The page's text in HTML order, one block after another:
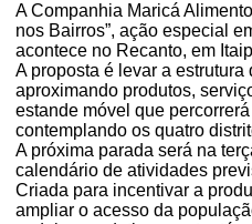
A Companhia Maricá
nos Bairros”, ação especial
acontece no Recanto, em
A proposta é levar a
aproximando produtos,
estande móvel que
contemplando os quatro
A próxima parada será na
calendário de atividades
Criada para incentivar a
ampliar o acesso da